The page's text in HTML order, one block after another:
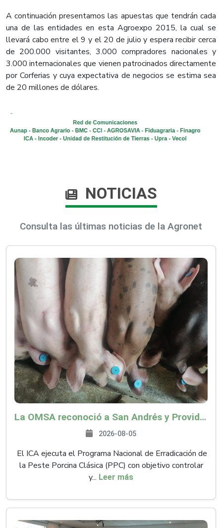
A continuación presentamos las apuestas que tendrán cada
una de las entidades en esta Agroexpo 2015, la cual se
llevará cabo entre el 9 y el 20 de julio y espera recibir cerca
de 200.000 visitantes, 3.000 compradores nacionales y
3.000 internacionales que vienen patrocinados directamente
por Corferias y cuya expectativa de negocios se estima sea
de 20 millones de dólares.
NOTICIAS
Consulta las últimas noticias de la Agronet
La OMSA reconoció a San Andrés y Providencia como zona libre de Peste Porcina Clásica (PPC)
2026-08-05
El ICA ejecuta el Programa Nacional de Erradicación de
la Peste Porcina Clásica (PPC) con objetivo controlar
y... Leer más